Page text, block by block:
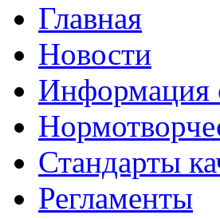
Главная
Новости
Информация
Стандарты
Регламенты